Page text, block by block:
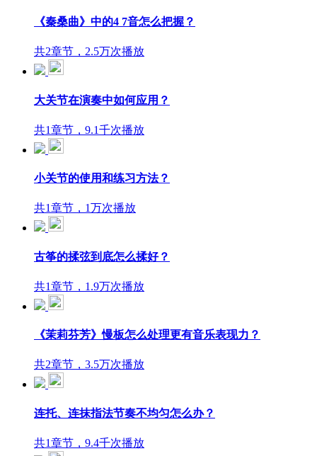
《秦桑曲》中的4 7音怎么把握？
共2章节，2.5万次播放
大关节在演奏中如何应用？
共1章节，9.1千次播放
小关节的使用和练习方法？
共1章节，1万次播放
古筝的揉弦到底怎么揉好？
共1章节，1.9万次播放
《茉莉芬芳》慢板怎么处理更有音乐表现力？
共2章节，3.5万次播放
连托、连抹指法节奏不均匀怎么办？
共1章节，9.4千次播放